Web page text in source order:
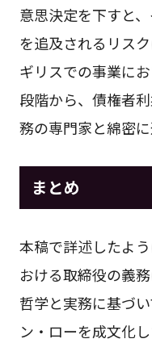
意思決定を下すと
を追及されるリス
ギリスでの事業に
段階から、債権者
務の専門家と綿密
まとめ
本稿で詳述したよ
おける取締役の義
哲学と実務に基づ
ン・ローを成文化